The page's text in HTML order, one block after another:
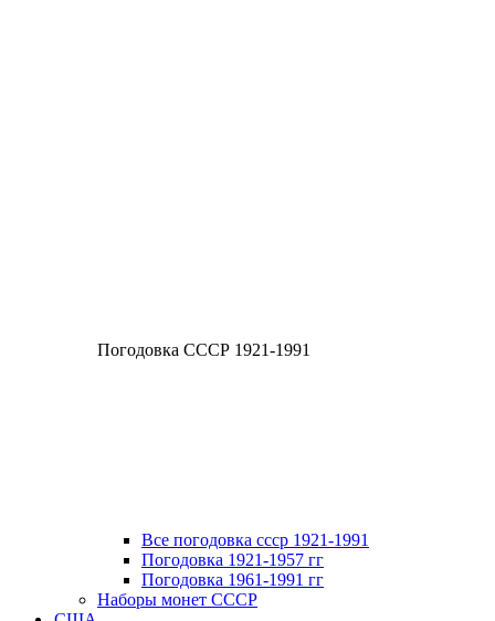
Погодовка СССР 1921-1991
Все погодовка ссср 1921-1991
Погодовка 1921-1957 гг
Погодовка 1961-1991 гг
Наборы монет СССР